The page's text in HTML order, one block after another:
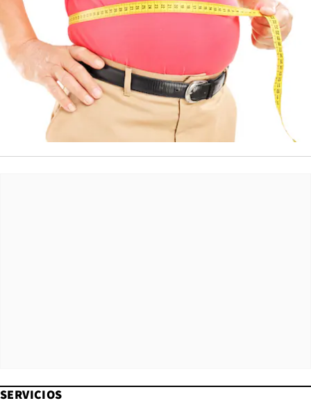
SERVICIOS